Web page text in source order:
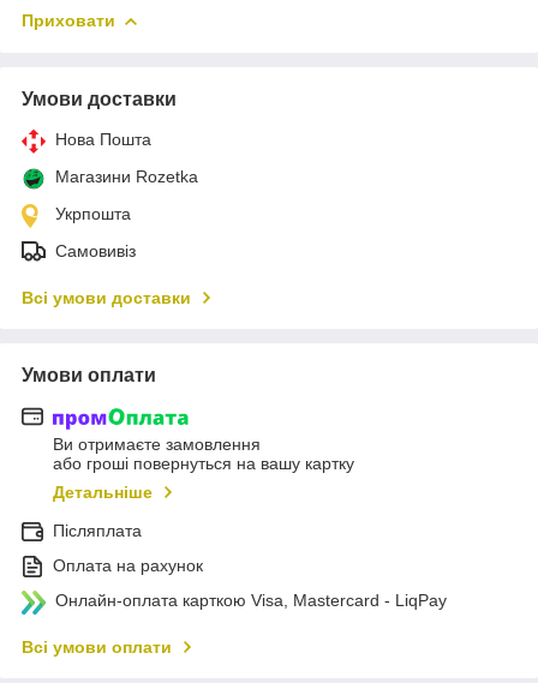
Приховати
Умови доставки
Нова Пошта
Магазини Rozetka
Укрпошта
Самовивіз
Всі умови доставки
Умови оплати
Ви отримаєте замовлення
або гроші повернуться на вашу картку
Детальніше
Післяплата
Оплата на рахунок
Онлайн-оплата карткою Visa, Mastercard - LiqPay
Всі умови оплати